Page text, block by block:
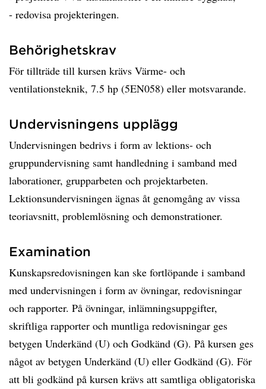
- redovisa projekteringen.
Behörighetskrav
För tillträde till kursen krävs Värme- och
ventilationsteknik, 7.5 hp (5EN058) eller motsvarande.
Undervisningens upplägg
Undervisningen bedrivs i form av lektions- och
gruppundervisning samt handledning i samband med
laborationer, grupparbeten och projektarbeten.
Lektionsundervisningen ägnas åt genomgång av vissa
teoriavsnitt, problemlösning och demonstrationer.
Examination
Kunskapsredovisningen kan ske fortlöpande i samband
med undervisningen i form av övningar, redovisningar
och rapporter. På övningar, inlämningsuppgifter,
skriftliga rapporter och muntliga redovisningar ges
betygen Underkänd (U) och Godkänd (G). På kursen ges
något av betygen Underkänd (U) eller Godkänd (G). För
att bli godkänd på kursen krävs att samtliga obligatoriska